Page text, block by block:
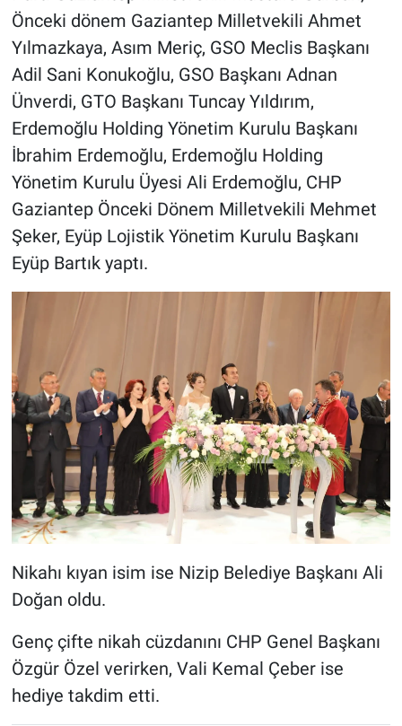
Önceki dönem Gaziantep Milletvekili Ahmet
Yılmazkaya, Asım Meriç, GSO Meclis Başkanı
Adil Sani Konukoğlu, GSO Başkanı Adnan
Ünverdi, GTO Başkanı Tuncay Yıldırım,
Erdemoğlu Holding Yönetim Kurulu Başkanı
İbrahim Erdemoğlu, Erdemoğlu Holding
Yönetim Kurulu Üyesi Ali Erdemoğlu, CHP
Gaziantep Önceki Dönem Milletvekili Mehmet
Şeker, Eyüp Lojistik Yönetim Kurulu Başkanı
Eyüp Bartık yaptı.
‎Nikahı kıyan isim ise Nizip Belediye Başkanı Ali
Doğan oldu.
‎Genç çifte nikah cüzdanını CHP Genel Başkanı
Özgür Özel verirken, Vali Kemal Çeber ise
hediye takdim etti.